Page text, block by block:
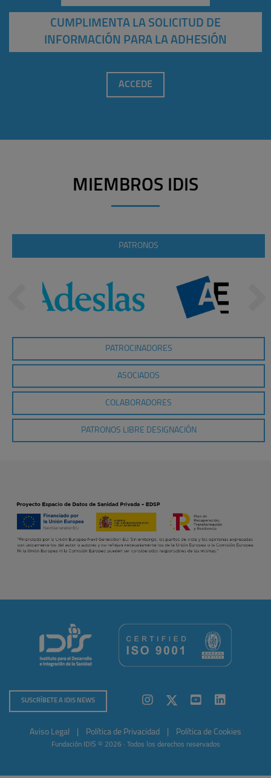
CUMPLIMENTA LA SOLICITUD DE
INFORMACIÓN PARA LA ADHESIÓN
ACCEDE
MIEMBROS IDIS
PATRONOS
PATROCINADORES
ASOCIADOS
COLABORADORES
PATRONOS LIBRE DESIGNACIÓN
SUSCRÍBETE A IDIS NEWS
Aviso Legal Política de Privacidad Política de Cookies
Fundación IDIS © 2026 · Todos los derechos reservados